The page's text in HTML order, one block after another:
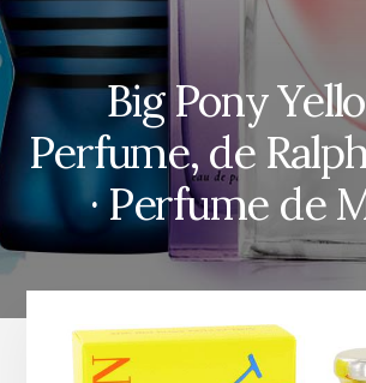
Big Pony
Perfume, de
· Perfume de